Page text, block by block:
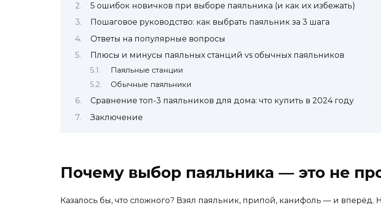
5 ошибок новичков при выборе паяльника (и как их избежать)
Пошаговое руководство: как выбрать паяльник за 3 шага
Ответы на популярные вопросы
Плюсы и минусы паяльных станций vs обычных паяльников
Паяльные станции
Обычные паяльники
Сравнение топ-3 паяльников для дома: что купить в 2024 году
Заключение
Почему выбор паяльника — это не
Казалось бы, что сложного? Взял паяльник, припой, канифоль — и вперёд.